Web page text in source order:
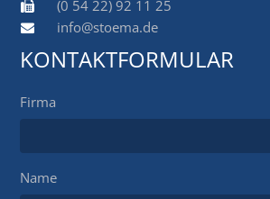
(0 54 22) 92 11 25
info@stoema.de
KONTAKTFORMULAR
Firma
Name